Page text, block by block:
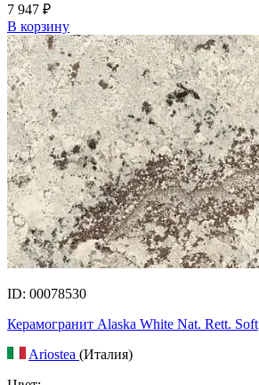
7 947 ₽
В корзину
ID: 00078530
Керамогранит Alaska White Nat. Rett. Soft
Ariostea (Италия)